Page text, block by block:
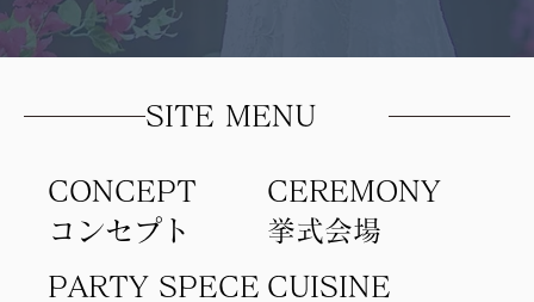
CONCEPT
コンセプト​
​CEREMONY
​挙式会場
PARTY SPECE CUISINE
SITE MENU